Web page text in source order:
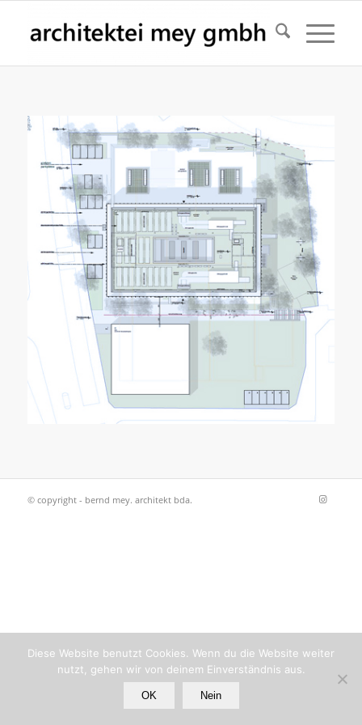
© copyright - bernd mey. architekt bda.
Diese Website benutzt Cookies. Wenn du die Website weiter
nutzt, gehen wir von deinem Einverständnis aus.
OK Nein